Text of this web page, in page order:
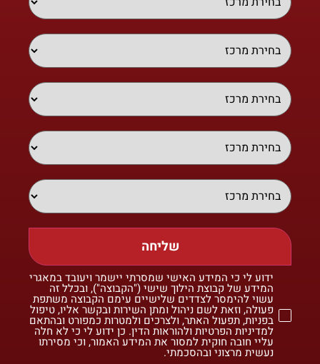
שליחה
ידוע לי כי המידע האישי שמסרתי יישמר ויעובד במאגרי
המידע של קבוצת הילוך שישי ("הקבוצה"), ובכלל זה
עשוי להימסר לצדדים שלישיים עימם הקבוצה משתפת
פעולה, וזאת לשם ניהול ומתן השירות ובקשר אליו, טיפול
בפניות, תפעול האתר, ולצרכים ולמטרות כמפורט ובהתאם
למדיניות הפרטיות ולהוראות הדין. כן ידוע לי כי לא חלה
עליי חובה חוקית למסור את המידע האמור, וכי מסירתו
נעשית מרצוני ובהסכמתי.